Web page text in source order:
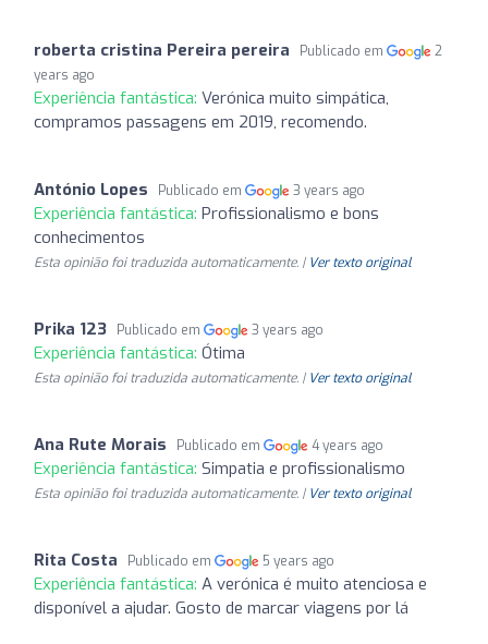
roberta cristina Pereira pereira Publicado em
2
years ago
Experiência fantástica: Verónica muito simpática,
compramos passagens em 2019, recomendo.
António Lopes Publicado em 3 years ago
Experiência fantástica: Profissionalismo e bons
conhecimentos
Esta opinião foi traduzida automaticamente. | Ver texto original
Prika 123 Publicado em 3 years ago
Experiência fantástica: Ótima
Esta opinião foi traduzida automaticamente. | Ver texto original
Ana Rute Morais Publicado em 4 years ago
Experiência fantástica: Simpatia e profissionalismo
Esta opinião foi traduzida automaticamente. | Ver texto original
Rita Costa Publicado em 5 years ago
Experiência fantástica: A verónica é muito atenciosa e
disponível a ajudar. Gosto de marcar viagens por lá